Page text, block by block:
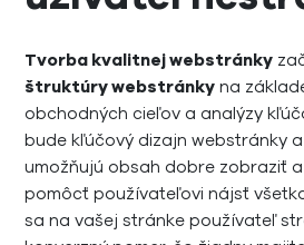
Tvorba kvalitnej webstránky
štruktúry webstránky na
obchodných cieľov a analýzy
bude kľúčový dizajn webstránky
umožňujú obsah dobre zobraziť
pomôcť používateľovi nájsť
sa na vašej stránke používateľ